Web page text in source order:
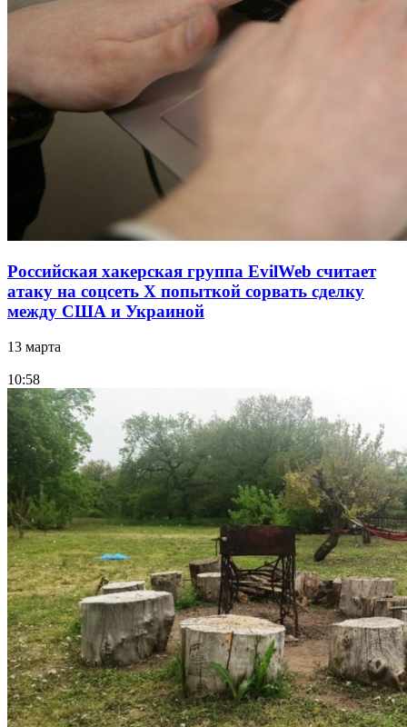
Российская хакерская группа EvilWeb считает
атаку на соцсеть Х попыткой сорвать сделку
между США и Украиной
13 марта
10:58